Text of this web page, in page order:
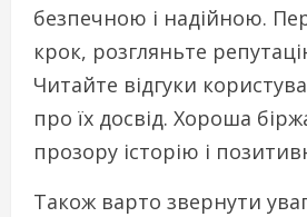
безпечною і надійною.
крок, розгляньте
Читайте відгуки
про їх досвід. Хороша
прозору історію і
Також варто звернути